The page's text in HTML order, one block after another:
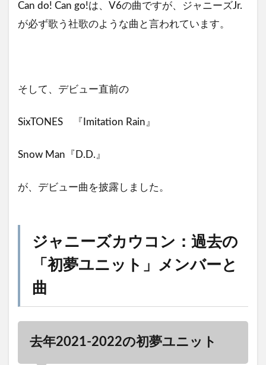
Can do! Can go!は、V6の曲ですが、ジャニーズJr.
が必ず歌う社歌のような曲と言われています。
そして、デビュー直前の
SixTONES 『Imitation Rain』
Snow Man『D.D.』
が、デビュー曲を披露しました。
ジャニーズカウコン：過去の
「初夢ユニット」メンバーと
曲
去年2021-2022の初夢ユニット